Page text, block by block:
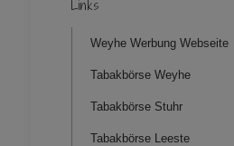
Links
Weyhe Werbung Webseite
Tabakbörse Weyhe
Tabakbörse Stuhr
Tabakbörse Leeste